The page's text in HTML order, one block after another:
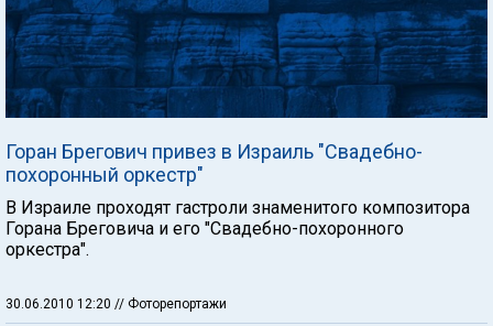
Горан Брегович привез в Израиль "Свадебно-
похоронный оркестр"
В Израиле проходят гастроли знаменитого композитора
Горана Бреговича и его "Свадебно-похоронного
оркестра".
30.06.2010 12:20 // Фоторепортажи